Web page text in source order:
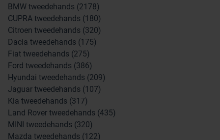
BMW tweedehands (2178)
CUPRA tweedehands (180)
Citroen tweedehands (320)
Dacia tweedehands (175)
Fiat tweedehands (275)
Ford tweedehands (386)
Hyundai tweedehands (209)
Jaguar tweedehands (107)
Kia tweedehands (317)
Land Rover tweedehands (435)
MINI tweedehands (320)
Mazda tweedehands (122)